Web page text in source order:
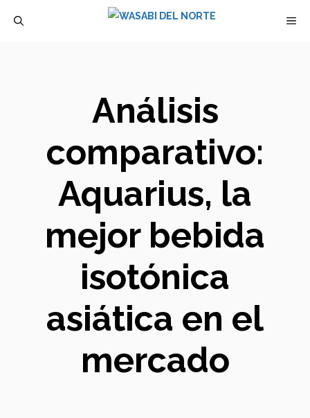
Análisis
comparativo:
Aquarius, la
mejor bebida
isotónica
asiática en el
mercado